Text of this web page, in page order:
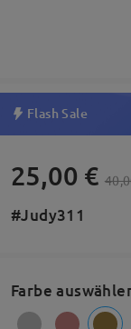
Flash Sale
25,00 €
#Judy311
Farbe